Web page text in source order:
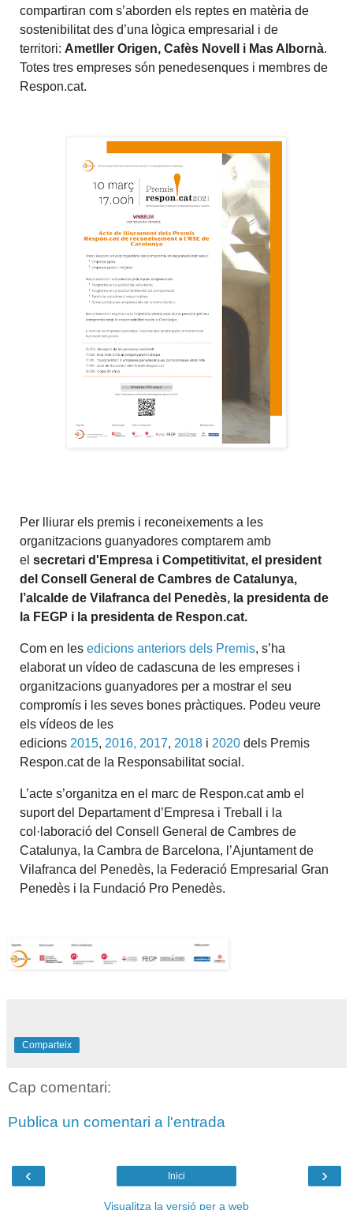
compartiran com s’aborden els reptes en matèria de
sostenibilitat des d’una lògica empresarial i de
territori: Ametller Origen, Cafès Novell i Mas Albornà.
Totes tres empreses són penedesenques i membres de
Respon.cat.
Per lliurar els premis i reconeixements a les
organitzacions guanyadores comptarem amb
el secretari d'Empresa i Competitivitat, el president
del Consell General de Cambres de Catalunya,
l’alcalde de Vilafranca del Penedès, la presidenta de
la FEGP i la presidenta de Respon.cat.
Com en les edicions anteriors dels Premis, s’ha
elaborat un vídeo de cadascuna de les empreses i
organitzacions guanyadores per a mostrar el seu
compromís i les seves bones pràctiques. Podeu veure
els vídeos de les
edicions 2015, 2016, 2017, 2018 i 2020 dels Premis
Respon.cat de la Responsabilitat social.
L’acte s’organitza en el marc de Respon.cat amb el
suport del Departament d’Empresa i Treball i la
col·laboració del Consell General de Cambres de
Catalunya, la Cambra de Barcelona, l’Ajuntament de
Vilafranca del Penedès, la Federació Empresarial Gran
Penedès i la Fundació Pro Penedès.
Comparteix
Cap comentari:
Publica un comentari a l'entrada
‹ ›
Inici
Visualitza la versió per a web